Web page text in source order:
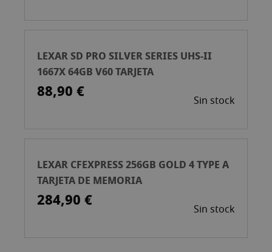
LEXAR SD PRO SILVER SERIES UHS-II
1667X 64GB V60 TARJETA
88,90 € Sin stock
LEXAR CFEXPRESS 256GB GOLD 4 TYPE A
TARJETA DE MEMORIA
284,90 € Sin stock